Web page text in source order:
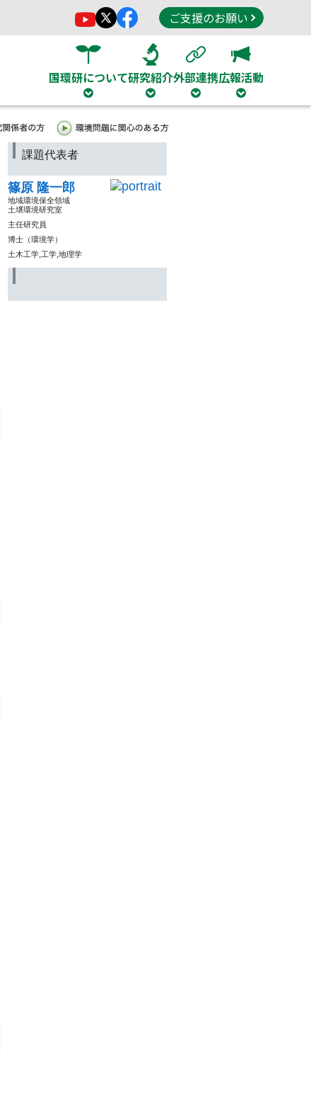
ご支援のお願い
国環研について研究紹介外部連携広報活動
課題代表者
篠原 隆一郎
地域環境保全領域
土壌環境研究室
主任研究員
博士（環境学）
土木工学,工学,地理学